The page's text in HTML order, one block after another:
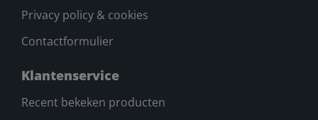
Privacy policy & cookies
Contactformulier
Klantenservice
Recent bekeken producten